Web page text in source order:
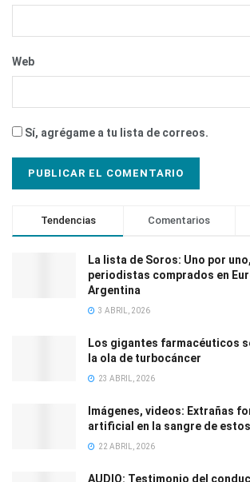
Web
Sí, agrégame a tu lista de correos.
Tendencias Comentarios
La lista de Soros: Uno por
periodistas comprados en
Argentina
3 ABRIL, 2026
Los gigantes farmacéuticos
la ola de turbocáncer
23 ABRIL, 2026
Imágenes, videos: Extrañas
artificial en la sangre de
22 ABRIL, 2026
AUDIO: Testimonio del